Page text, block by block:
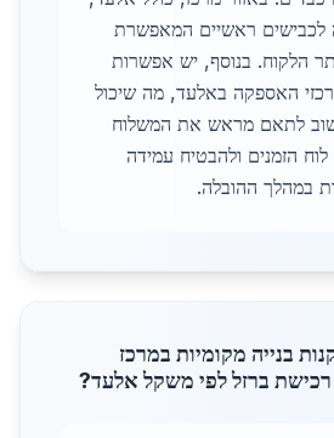
לכבישים ראשיים המאפשרת
הלקוח. בנוסף, יש אפשרות
האספקה באלעד, מה שיכול
חשוב לתאם מראש את המשלוח
הזמנים ולהבטיח עמידה
במהלך ההובלה.
בנייה מקומיות במרכז
ברזל לפי משקל אלעד?